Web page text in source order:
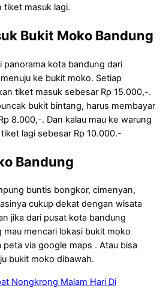
tiket masuk lagi.
Bukit Moko Bandung
panorama kota bandung dari
ke bukit moko. Setiap
tiket masuk sebesar Rp 15.000,-.
bukit bintang, harus membayar
8.000,-. Dan kalau mau ke warung
lagi sebesar Rp 10.000.-
Bandung
buntis bongkor, cimenyan,
cukup dekat dengan wisata
jika dari pusat kota bandung
mau mencari lokasi bukit moko
via google maps . Atau bisa
bukit moko dibawah.
Nongkrong Malam Hari Di